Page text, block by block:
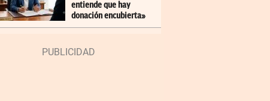
entiende que hay
donación encubierta»